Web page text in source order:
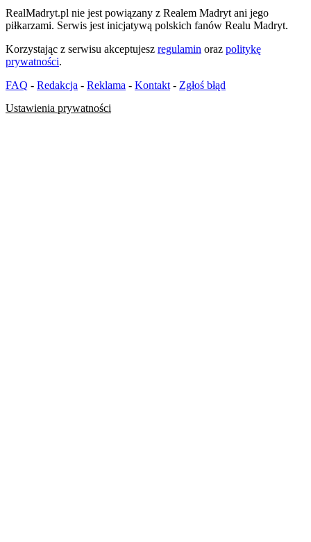
RealMadryt.pl nie jest powiązany z Realem Madryt ani jego
piłkarzami. Serwis jest inicjatywą polskich fanów Realu Madryt.
Korzystając z serwisu akceptujesz regulamin oraz politykę
prywatności.
FAQ - Redakcja - Reklama - Kontakt - Zgłoś błąd
Ustawienia prywatności